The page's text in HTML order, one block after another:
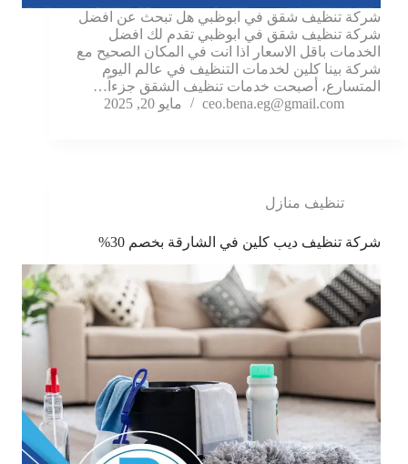
شركة تنظيف شقق في ابوظبي هل تبحث عن افضل
شركة تنظيف شقق في ابوظبي تقدم لك افضل
الخدمات باقل الاسعار اذا انت في المكان الصحيح مع
شركة بينا كلين لخدمات التنظيف في عالم اليوم
المتسارع، أصبحت خدمات تنظيف الشقق جزءاً…
ceo.bena.eg@gmail.com
مايو 20, 2025
تنظيف منازل
شركة تنظيف ديب كلين في الشارقة بخصم 30%